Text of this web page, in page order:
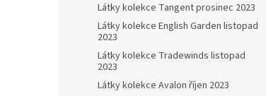
Látky kolekce Tangent prosinec 2023
Látky kolekce English Garden listopad
2023
Látky kolekce Tradewinds listopad
2023
Látky kolekce Avalon říjen 2023